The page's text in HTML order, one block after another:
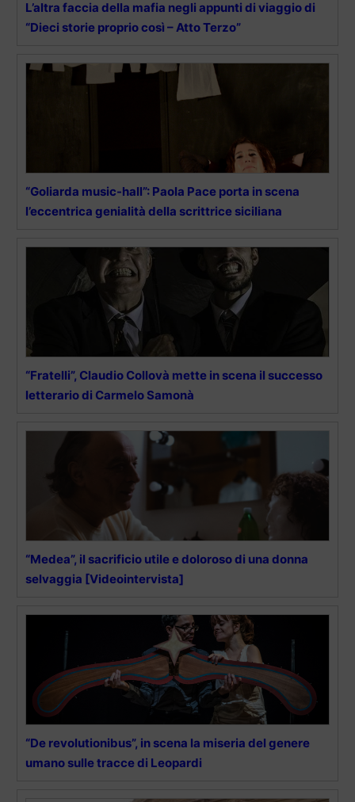
L’altra faccia della mafia negli appunti di viaggio di
“Dieci storie proprio così – Atto Terzo”
“Goliarda music-hall”: Paola Pace porta in scena
l’eccentrica genialità della scrittrice siciliana
“Fratelli”, Claudio Collovà mette in scena il successo
letterario di Carmelo Samonà
“Medea”, il sacrificio utile e doloroso di una donna
selvaggia [Videointervista]
“De revolutionibus”, in scena la miseria del genere
umano sulle tracce di Leopardi